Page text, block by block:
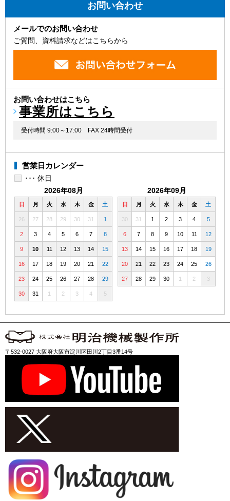
お問い合わせ
メールでのお問い合わせ
ご質問、資料請求などはこちらから
お問い合わせはこちら
事業所はこちら
受付時間 9:00～17:00 FAX 24時間受付
営業日カレンダー
･･･ 休日
2026年08月
日 月 火 水 木 金 土
26 27 28 29 30 31 1
2 3 4 5 6 7 8
9 10 11 12 13 14 15
16 17 18 19 20 21 22
23 24 25 26 27 28 29
30 31 1 2 3 4 5
2026年09月
日 月 火 水 木 金 土
30 31 1 2 3 4 5
6 7 8 9 10 11 12
13 14 15 16 17 18 19
20 21 22 23 24 25 26
27 28 29 30 1 2 3
〒532-0027 大阪府大阪市淀川区田川2丁目3番14号